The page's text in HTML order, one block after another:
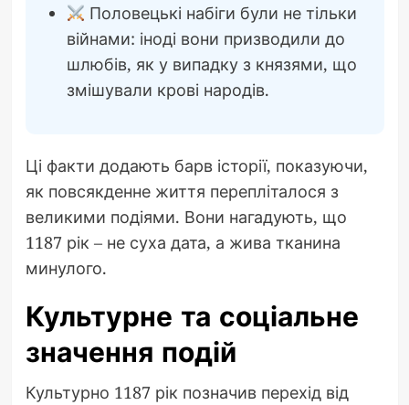
Половецькі набіги були не тільки
війнами: іноді вони призводили до
шлюбів, як у випадку з князями, що
змішували крові народів.
Ці факти додають барв історії, показуючи,
як повсякденне життя перепліталося з
великими подіями. Вони нагадують, що
1187 рік – не суха дата, а жива тканина
минулого.
Культурне та соціальне
значення подій
Культурно 1187 рік позначив перехід від